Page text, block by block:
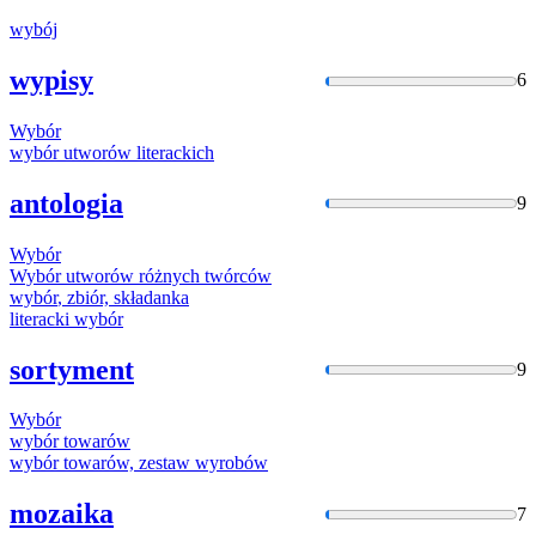
wybój
wypisy 6
Wybór
wybórutworów literackich
antologia 9
Wybór
Wybórutworów różnych twórców
wybór, zbiór, składanka
literacki wybór
sortyment 9
Wybór
wybórtowarów
wybórtowarów, zestaw wyrobów
mozaika 7